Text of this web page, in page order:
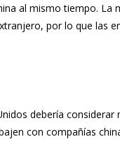
al mismo tiempo. La
por lo que las
debería
con compañías